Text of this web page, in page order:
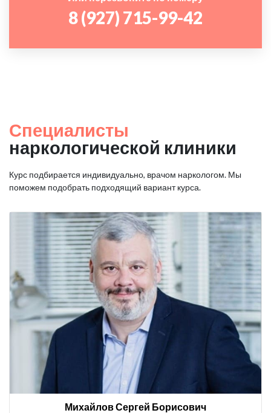
8 (927) 715-99-42
Специалисты
наркологической клиники
Курс подбирается индивидуально, врачом наркологом. Мы
поможем подобрать подходящий вариант курса.
Михайлов Сергей Борисович